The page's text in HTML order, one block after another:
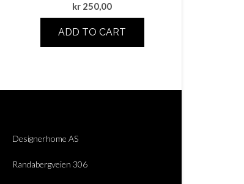
kr 250,00
ADD TO CART
Designerhome AS
Randabergveien 306